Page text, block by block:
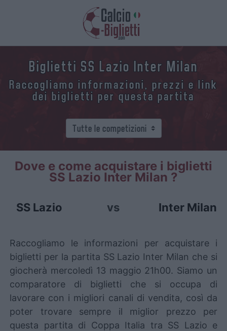
Biglietti SS Lazio Inter Milan
Raccogliamo informazioni, prezzi e link
dei biglietti per questa partita
Dove e come acquistare i biglietti
SS Lazio Inter Milan ?
SS Lazio vs Inter Milan
Raccogliamo le informazioni per acquistare i
biglietti per la partita SS Lazio Inter Milan che si
giocherà mercoledì 13 maggio 21h00. Siamo un
comparatore di biglietti che si occupa di
lavorare con i migliori canali di vendita, così da
poter trovare sempre il miglior prezzo per
questa partita di Coppa Italia tra SS Lazio e